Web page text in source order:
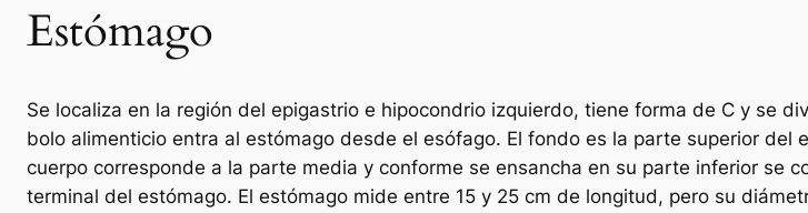
Estómago
Se localiza en la región del epigastrio e hipocondrio izquierdo, tiene forma de C y se
bolo alimenticio entra al estómago desde el esófago. El fondo es la parte superior
cuerpo corresponde a la parte media y conforme se ensancha en su parte inferior se
terminal del estómago. El estómago mide entre 15 y 25 cm de longitud, pero su